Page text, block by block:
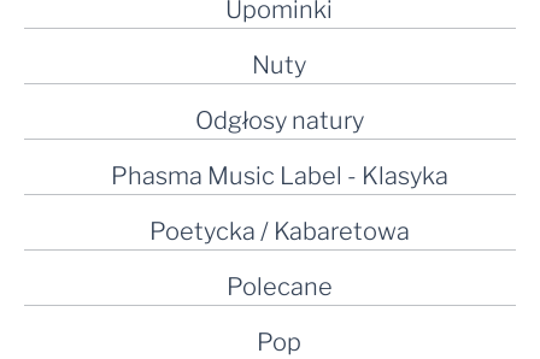
Upominki
Nuty
Odgłosy natury
Phasma Music Label - Klasyka
Poetycka / Kabaretowa
Polecane
Pop